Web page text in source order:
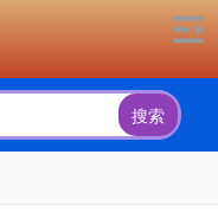
搜索